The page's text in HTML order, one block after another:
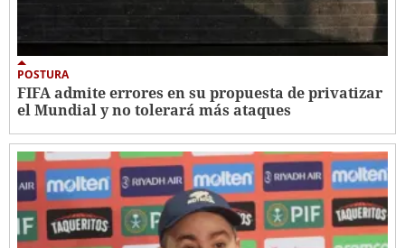
POSTURA
FIFA admite errores en su propuesta de privatizar
el Mundial y no tolerará más ataques